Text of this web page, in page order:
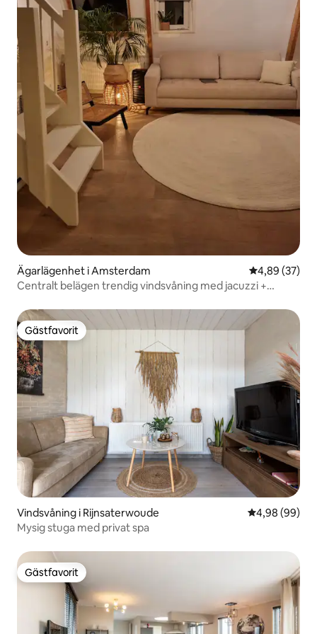
Ägarlägenhet i Amsterdam 4,89 av 5 i
4,89 (37)
Centralt belägen trendig vindsvåning med jacuzzi +
Gästfavorit
Gästfavorit
Vindsvåning i Rijnsaterwoude 4,98 av 5 i
4,98 (99)
Mysig stuga med privat spa
Gästfavorit
Gästfavorit